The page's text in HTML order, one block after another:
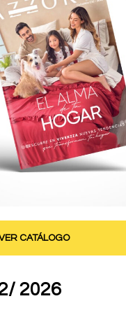
CATÁLOGO
2026